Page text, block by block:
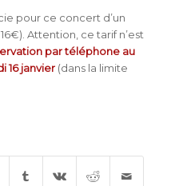
pour ce concert d’un
Attention, ce tarif n’est
par téléphone au
16 janvier(dans la limite